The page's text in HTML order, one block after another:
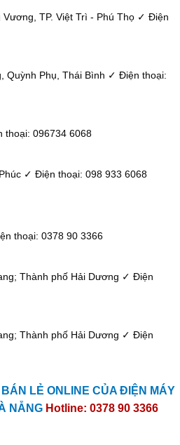
TP. Việt Trì - Phú Thọ ✓ Điện
Quỳnh Phụ, Thái Bình ✓ Điện thoại:
thoại: 096734 6068
✓ Điện thoại: 098 933 6068
thoại: 0378 90 3366
Thành phố Hải Dương ✓ Điện
Thành phố Hải Dương ✓ Điện
LẺ ONLINE CỦA ĐIỆN MÁY
NẴNG Hotline: 0378 90 3366